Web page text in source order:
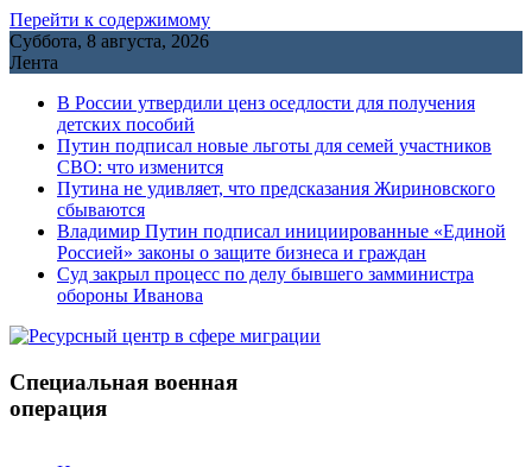
Перейти к содержимому
Суббота, 8 августа, 2026
Лента
В России утвердили ценз оседлости для получения
детских пособий
Путин подписал новые льготы для семей участников
СВО: что изменится
Путина не удивляет, что предсказания Жириновского
сбываются
Владимир Путин подписал инициированные «Единой
Россией» законы о защите бизнеса и граждан
Cуд закрыл процесс по делу бывшего замминистра
обороны Иванова
Специальная военная
операция